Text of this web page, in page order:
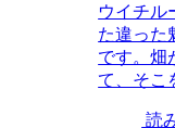
ウイチル
た違った
です。畑
て、そこ
読